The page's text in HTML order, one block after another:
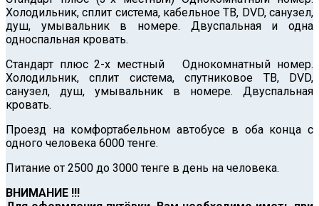
Холодильник, сплит система, кабельное ТВ, DVD, санузел,
душ, умывальник в номере. Двуспальная и одна
односпальная кровать.
Стандарт плюс 2-х местный Однокомнатный номер.
Холодильник, сплит система, спутниковое ТВ, DVD,
санузел, душ, умывальник в номере. Двуспальная
кровать.
Проезд на комфортабельном автобусе в оба конца с
одного человека 6000 тенге.
Питание от 2500 до 3000 тенге в день на человека.
ВНИМАНИЕ !!!